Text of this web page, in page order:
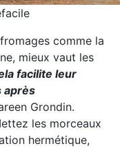
comme la
mieux vaut les
facilite leur
après
Grondin.
les morceaux
hermétique,